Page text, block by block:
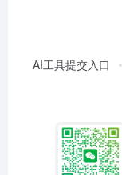
AI工具提交入口